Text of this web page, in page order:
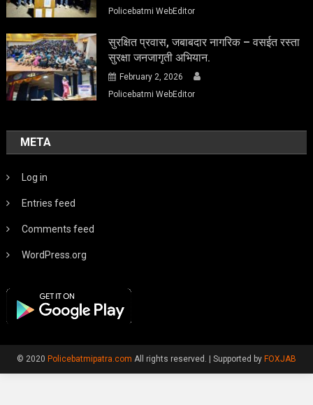
Policebatmi WebEditor
सुरक्षित प्रवास, जबाबदार नागरिक – वसईत रस्ता
सुरक्षा जनजागृती अभियान.
February 2, 2026
Policebatmi WebEditor
META
Log in
Entries feed
Comments feed
WordPress.org
© 2020 Policebatmipatra.com All rights reserved. | Supported by FOXJAB